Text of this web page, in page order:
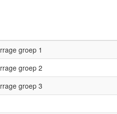
groep 1
groep 2
groep 3